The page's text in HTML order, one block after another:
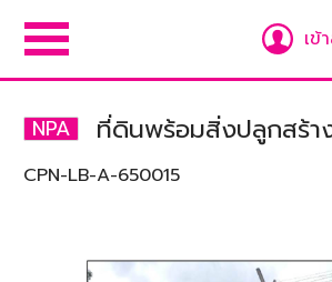
เข้
NPA ที่ดินพร้อมสิ่งปลูกสร้า
CPN-LB-A-650015